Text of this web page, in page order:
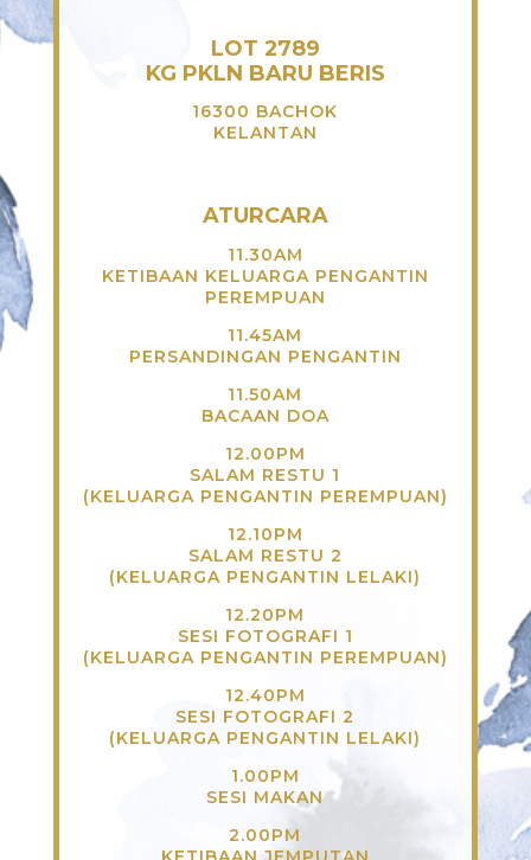
LOT 2789
KG PKLN BARU BERIS
16300 BACHOK
KELANTAN
ATURCARA
11.30AM
KETIBAAN KELUARGA PENGANTIN
PEREMPUAN
11.45AM
PERSANDINGAN PENGANTIN
11.50AM
BACAAN DOA
12.00PM
SALAM RESTU 1
(KELUARGA PENGANTIN PEREMPUAN)
12.10PM
SALAM RESTU 2
(KELUARGA PENGANTIN LELAKI)
12.20PM
SESI FOTOGRAFI 1
(KELUARGA PENGANTIN PEREMPUAN)
12.40PM
SESI FOTOGRAFI 2
(KELUARGA PENGANTIN LELAKI)
1.00PM
SESI MAKAN
2.00PM